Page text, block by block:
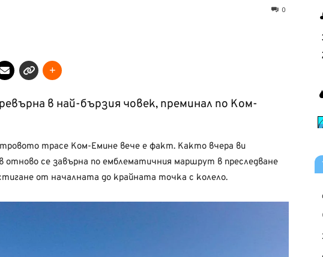
0
в най-бързия човек, преминал по Ком-
трасе Ком-Емине вече е факт. Както вчера ви
отново се завърна по емблематичния маршрут в преследване
от началната до крайната точка с колело.